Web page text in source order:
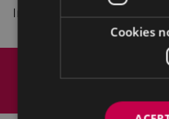
Invitaciones en …eta
Política de
Cookies